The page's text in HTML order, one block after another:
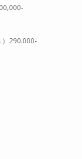
）290.000-